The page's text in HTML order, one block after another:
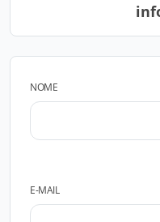
NOME
E-MAIL